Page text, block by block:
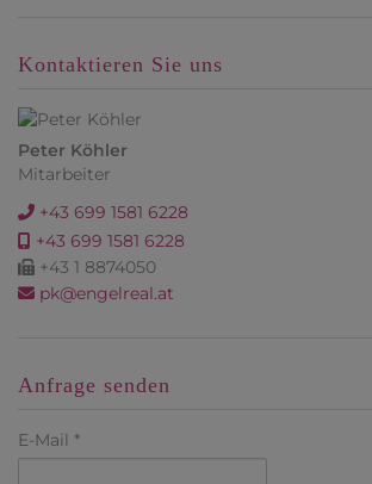
Kontaktieren Sie uns
Peter Köhler
Mitarbeiter
+43 699 1581 6228
+43 699 1581 6228
+43 1 8874050
pk@engelreal.at
Anfrage senden
E-Mail